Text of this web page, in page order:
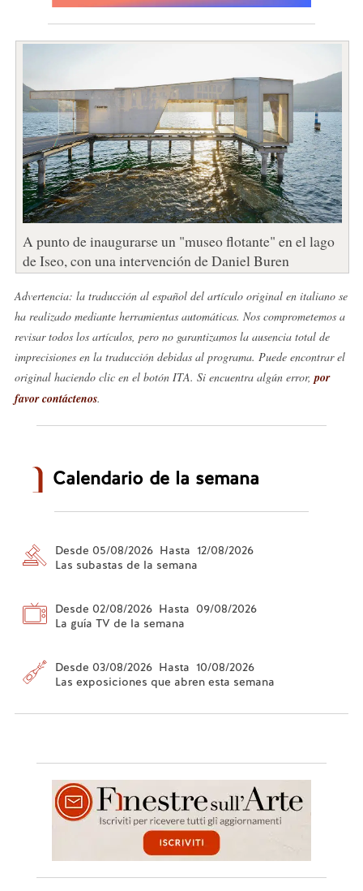
A punto de inaugurarse un "museo flotante" en el lago
de Iseo, con una intervención de Daniel Buren
Advertencia: la traducción al español del artículo original en italiano se
ha realizado mediante herramientas automáticas. Nos comprometemos a
revisar todos los artículos, pero no garantizamos la ausencia total de
imprecisiones en la traducción debidas al programa. Puede encontrar el
original haciendo clic en el botón ITA. Si encuentra algún error, por
favor contáctenos.
Calendario de la semana
Desde 05/08/2026 Hasta 12/08/2026
Las subastas de la semana
Desde 02/08/2026 Hasta 09/08/2026
La guía TV de la semana
Desde 03/08/2026 Hasta 10/08/2026
Las exposiciones que abren esta semana